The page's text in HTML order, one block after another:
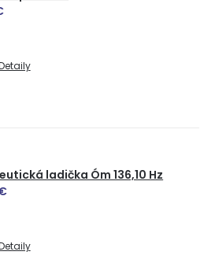
ladička Óm 136,10 Hz